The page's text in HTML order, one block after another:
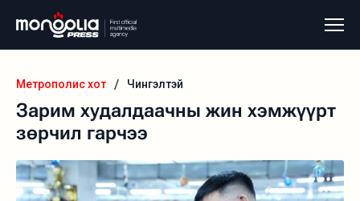
Метрополис хот / Чингэлтэй
Зарим худалдаачны жин хэмжүүрт
зөрчил гарчээ